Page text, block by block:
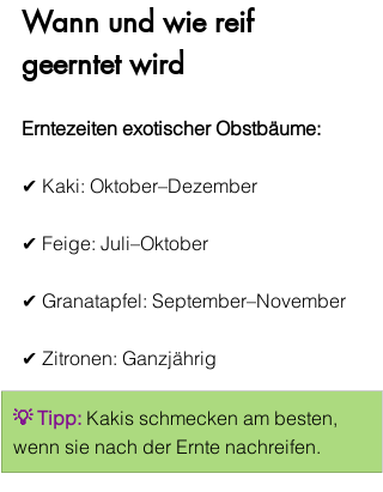
Wann und wie reif
geerntet wird
Erntezeiten exotischer Obstbäume:
✔ Kaki: Oktober–Dezember
✔ Feige: Juli–Oktober
✔ Granatapfel: September–November
✔ Zitronen: Ganzjährig
💡 Tipp: Kakis schmecken am besten,
wenn sie nach der Ernte nachreifen.